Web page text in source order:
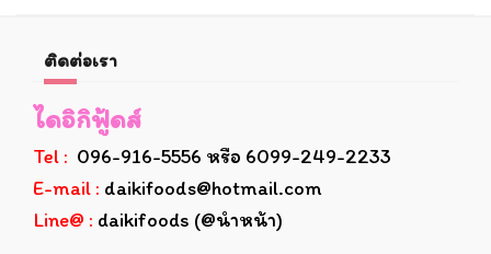
ติดต่อเรา
ไดอิกิฟู้ดส์
Tel : 096-916-5556 หรือ 6099-249-2233
E-mail : daikifoods@hotmail.com
Line@ : daikifoods (@นำหน้า)